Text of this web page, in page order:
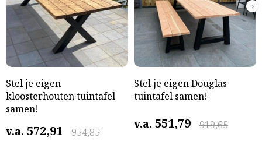
Stel je eigen
kloosterhouten tuintafel
samen!
v.a. 954,85
572,91
Stel je eigen Douglas
tuintafel samen!
v.a. 919,65
551,79
›